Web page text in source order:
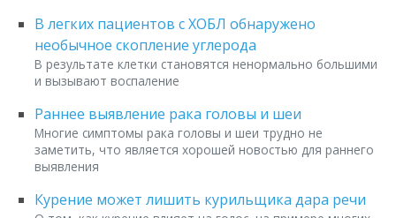
В легких пациентов с ХОБЛ обнаружено
необычное скопление углерода
В результате клетки становятся ненормально большими
и вызывают воспаление
Раннее выявление рака головы и шеи
Многие симптомы рака головы и шеи трудно не
заметить, что является хорошей новостью для раннего
выявления
Курение может лишить курильщика дара речи